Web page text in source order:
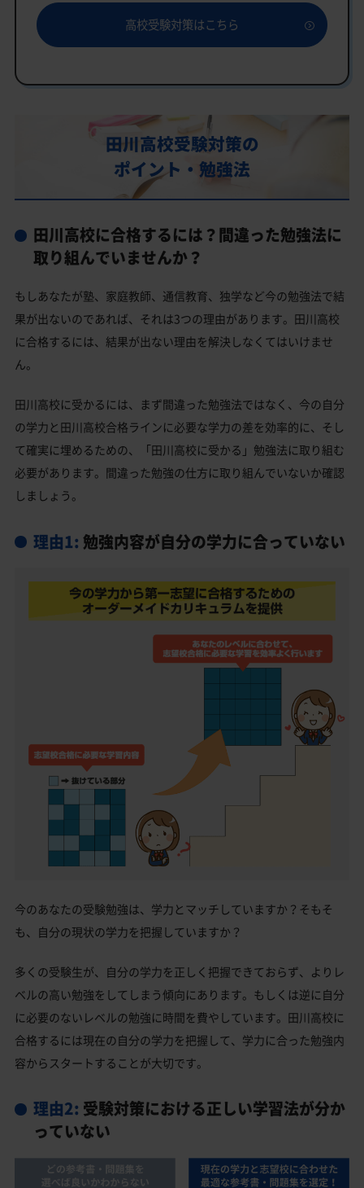
田川高校の特徴
行事
田川高校合格に必要な内申点の目安
内申点の計算方法
田川高校合格するには内申点と偏差値両方が必要
田川高校卒業生の主な大学進学実績
田川高校と偏差値が近い公立高校一覧
田川高校受験生からのよくある質問
高校受験対策はこちら
田川高校受験対策の
ポイント・勉強法
田川高校に合格するには？間違った勉強法に
取り組んでいませんか？
もしあなたが塾、家庭教師、通信教育、独学など今の勉強法で結
果が出ないのであれば、それは3つの理由があります。田川高校
に合格するには、結果が出ない理由を解決しなくてはいけませ
ん。
田川高校に受かるには、まず間違った勉強法ではなく、今の自分
の学力と田川高校合格ラインに必要な学力の差を効率的に、そし
て確実に埋めるための、「田川高校に受かる」勉強法に取り組む
必要があります。間違った勉強の仕方に取り組んでいないか確認
しましょう。
理由1: 勉強内容が自分の学力に合っていない
今のあなたの受験勉強は、学力とマッチしていますか？そもそ
も、自分の現状の学力を把握していますか？
多くの受験生が、自分の学力を正しく把握できておらず、よりレ
ベルの高い勉強をしてしまう傾向にあります。もしくは逆に自分
に必要のないレベルの勉強に時間を費やしています。田川高校に
合格するには現在の自分の学力を把握して、学力に合った勉強内
容からスタートすることが大切です。
理由2: 受験対策における正しい学習法が分か
っていない